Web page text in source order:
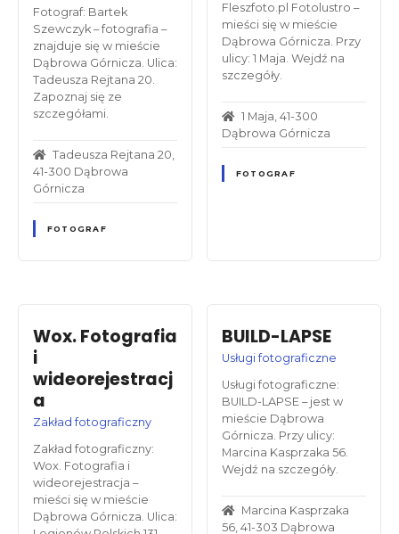
Fotograf: Bartek
Szewczyk – fotografia –
znajduje się w mieście
Dąbrowa Górnicza. Ulica:
Tadeusza Rejtana 20.
Zapoznaj się ze
szczegółami.
Tadeusza Rejtana 20,
41-300 Dąbrowa
Górnicza
FOTOGRAF
Fleszfoto.pl Fotolustro –
mieści się w mieście
Dąbrowa Górnicza. Przy
ulicy: 1 Maja. Wejdź na
szczegóły.
1 Maja, 41-300
Dąbrowa Górnicza
FOTOGRAF
Wox. Fotografia
i
wideorejestracj
a
Zakład fotograficzny
Zakład fotograficzny:
Wox. Fotografia i
wideorejestracja –
mieści się w mieście
Dąbrowa Górnicza. Ulica:
BUILD-LAPSE
Usługi fotograficzne
Usługi fotograficzne:
BUILD-LAPSE – jest w
mieście Dąbrowa
Górnicza. Przy ulicy:
Marcina Kasprzaka 56.
Wejdź na szczegóły.
Marcina Kasprzaka
56, 41-303 Dąbrowa